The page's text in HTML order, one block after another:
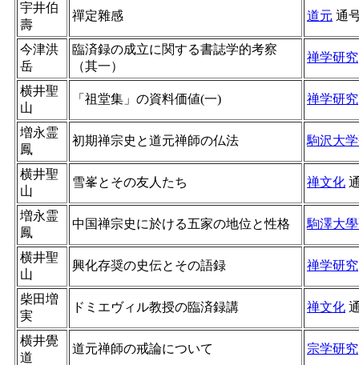
宇井伯
壽
禪定雜感 道元 通
今津洪
岳
臨済録の成立に関する書誌学的考察
（其一）
禅学研究
横井聖
山
「祖堂集」の資料価値(一) 禅学研究
増永霊
鳳
初期禅宗史と道元禅師の仏法 駒沢大
横井聖
山
雪峯とその友人たち 禅文化
増永霊
鳳
中国禅宗史に於ける五家の地位と性格 駒澤大
横井聖
山
興化存奨の史伝とその語録 禅学研究
柴田増
実
ドミエヴィル教授の臨済録講 禅文化
横井覺
道
道元禅師の戒論について 宗学研究